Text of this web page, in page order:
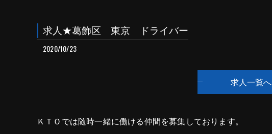
求人★葛飾区 東京 ドライバー
2020/10/23
求人一覧へ
ＫＴＯでは随時一緒に働ける仲間を募集しております。